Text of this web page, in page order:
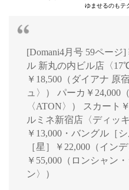
ゆませるのもテ
[Domani4月号 59ページ
ル 新丸の内ビル店〈
￥18,500（ダイアナ 原
ュ〉） パーカ￥24,000
〈ATON〉） スカート
ルミネ新宿店〈ディッ
￥13,000・バングル［
［星］￥22,000（イン
￥55,000（ロンシャン
ン〉）